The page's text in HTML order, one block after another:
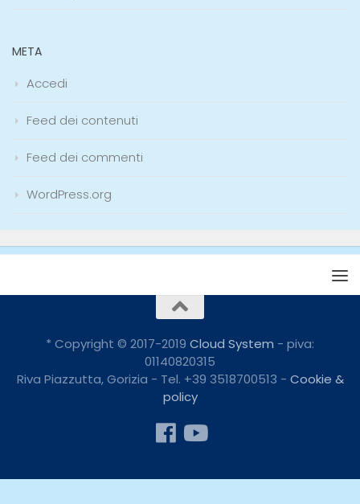
META
Accedi
Feed dei contenuti
Feed dei commenti
WordPress.org
* Copyright © 2017-2019 Cloud System - piva:
01140820315
Riva Piazzutta, Gorizia - Tel. +39 3518700513 - Cookie &
policy